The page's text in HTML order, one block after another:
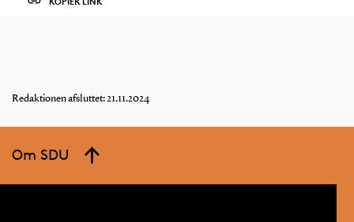
Redaktionen afsluttet: 21.11.2024
Om SDU